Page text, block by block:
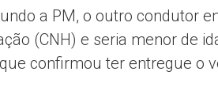
a PM, o outro condutor
(CNH) e seria menor de
confirmou ter entregue o